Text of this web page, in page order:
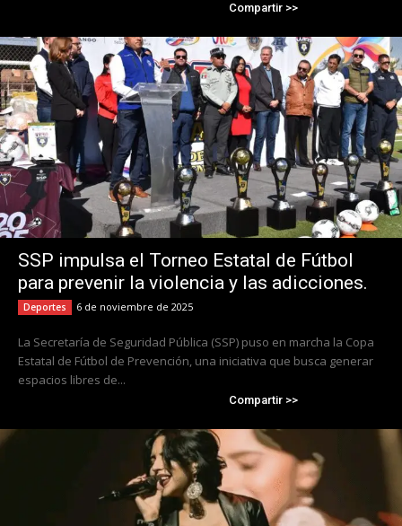
Compartir >>
SSP impulsa el Torneo Estatal de Fútbol
para prevenir la violencia y las adicciones.
Deportes 6 de noviembre de 2025
La Secretaría de Seguridad Pública (SSP) puso en marcha la Copa
Estatal de Fútbol de Prevención, una iniciativa que busca generar
espacios libres de...
Compartir >>